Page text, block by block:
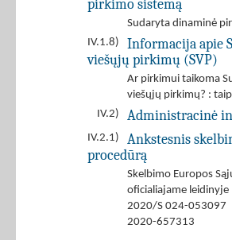
pirkimo sistemą
Sudaryta dinaminė
IV.1.8)
Informacija apie
viešųjų pirkimų (SVP)
Ar pirkimui taikoma
viešųjų pirkimų? : taip
IV.2)
Administracinė
IV.2.1)
Ankstesnis
procedūrą
Skelbimo Europos
oficialiajame leidinyje
2020/S 024-053097
2020-657313